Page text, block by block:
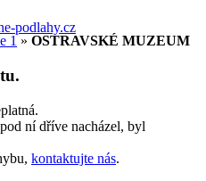
1 » OSTRAVSKÉ MUZEUM
ní dříve nacházel, byl
kontaktujte nás.